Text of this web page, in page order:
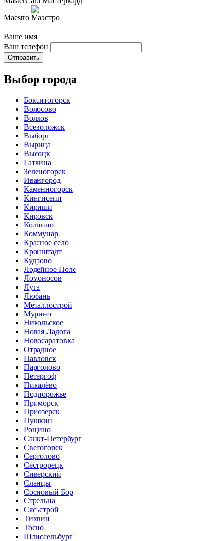
Maestro
Ваше имя
Ваш телефон
Отправить
Выбор города
Бокситогорск
Волосово
Волхов
Всеволожск
Выборг
Вырица
Высоцк
Гатчина
Зеленогорск
Ивангород
Каменногорск
Кингисепп
Кириши
Кировск
Колпино
Коммунар
Красное село
Кронштадт
Кудрово
Лодейное Поле
Ломоносов
Луга
Любань
Металлострой
Мурино
Никольское
Новая Ладога
Новосаратовка
Отрадное
Павловск
Парголово
Петергоф
Пикалёво
Подпорожье
Приморск
Приозерск
Пушкин
Рощино
Санкт-Петербург
Светогорск
Сертолово
Сестрорецк
Сиверский
Сланцы
Сосновый Бор
Стрельна
Сясьстрой
Тихвин
Тосно
Шлиссельбург